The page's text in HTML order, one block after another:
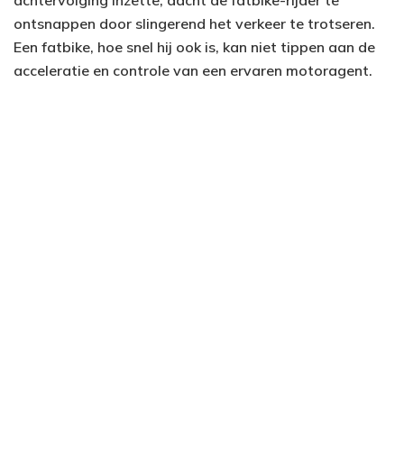
ontsnappen door slingerend het verkeer te trotseren.
Een fatbike, hoe snel hij ook is, kan niet tippen aan de
acceleratie en controle van een ervaren motoragent.